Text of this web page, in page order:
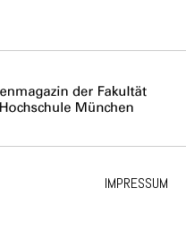
IMPRESSUM